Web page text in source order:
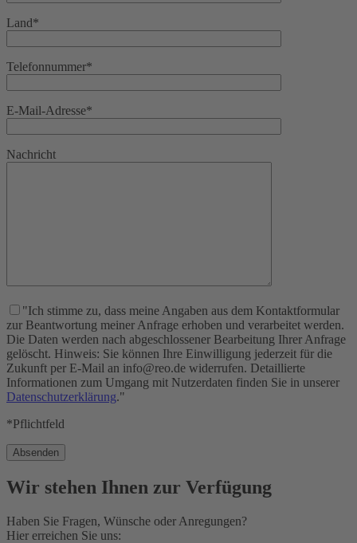
Land*
Telefonnummer*
E-Mail-Adresse*
Nachricht
"Ich stimme zu, dass meine Angaben aus dem Kontaktformular
zur Beantwortung meiner Anfrage erhoben und verarbeitet werden.
Die Daten werden nach abgeschlossener Bearbeitung Ihrer Anfrage
gelöscht. Hinweis: Sie können Ihre Einwilligung jederzeit für die
Zukunft per E-Mail an info@reo.de widerrufen. Detaillierte
Informationen zum Umgang mit Nutzerdaten finden Sie in unserer
Datenschutzerklärung."
*Pflichtfeld
Wir stehen Ihnen zur Verfügung
Haben Sie Fragen, Wünsche oder Anregungen?
Hier erreichen Sie uns: